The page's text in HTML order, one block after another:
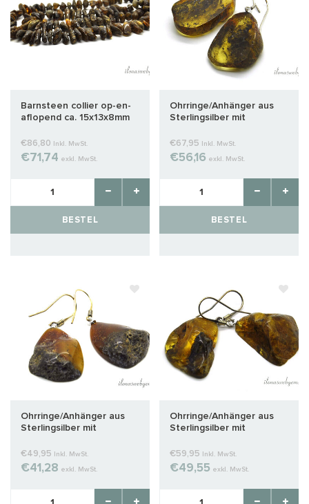
Barnsteen collier op-en-
aflopend ca. 15x13x8mm
€86,80 Inkl. MwSt.
€71,74 exkl. MwSt.
BESTEL
Ohrringe/Anhänger aus
Sterlingsilber mit
mm
€67,95 Inkl. MwSt.
€56,16 exkl. MwSt.
BESTEL
Ohrringe/Anhänger aus
Sterlingsilber mit
mm
€49,95 Inkl. MwSt.
€41,28 exkl. MwSt.
Ohrringe/Anhänger aus
Sterlingsilber mit
29x22x10mm
€59,95 Inkl. MwSt.
€49,55 exkl. MwSt.